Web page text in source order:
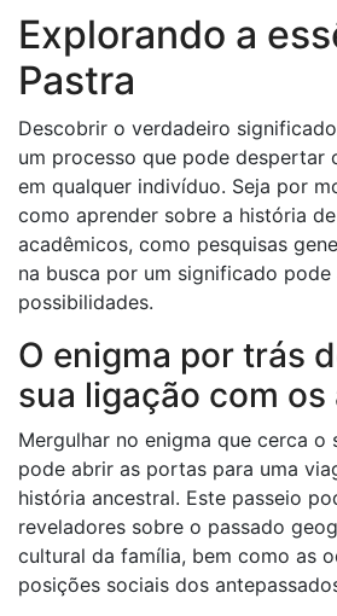
Explorando a
Pastra
Descobrir o verdadeiro
um processo que pode despertar
em qualquer indivíduo. Seja por
como aprender sobre a história
acadêmicos, como pesquisas
na busca por um significado
possibilidades.
O enigma por trás
sua ligação com
Mergulhar no enigma que cerca o
pode abrir as portas para uma
história ancestral. Este passeio
reveladores sobre o passado
cultural da família, bem como as
posições sociais dos